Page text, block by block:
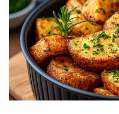
Drama
vozilu
garaži
OVU
vi ste